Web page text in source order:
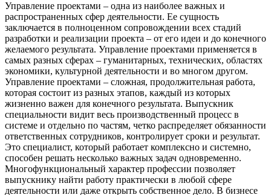
Управление проектами – одна из наиболее важных и
распространенных сфер деятельности. Ее сущность
заключается в полноценном сопровождении всех стадий
разработки и реализации проекта – от его идеи и до конечного
желаемого результата. Управление проектами применяется в
самых разных сферах – гуманитарных, технических, областях
экономики, культурной деятельности и во многом другом.
Управление проектами – сложная, продолжительная работа,
которая состоит из разных этапов, каждый из которых
жизненно важен для конечного результата. Выпускник
специальности видит весь производственный процесс в
системе и отдельно по частям, четко распределяет обязанности
ответственных сотрудников, контролирует сроки и результат.
Это специалист, который работает комплексно и системно,
способен решать несколько важных задач одновременно.
Многофункциональный характер профессии позволяет
выпускнику найти работу практически в любой сфере
деятельности или даже открыть собственное дело. В бизнесе